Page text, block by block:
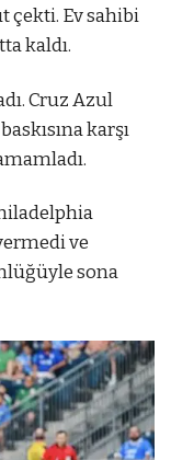
çekti. Ev sahibi
kaldı.
Cruz Azul
karşı
ve
sona